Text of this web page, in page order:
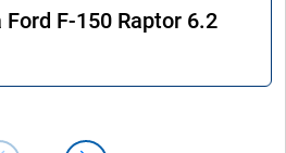
F-150 Raptor 6.2